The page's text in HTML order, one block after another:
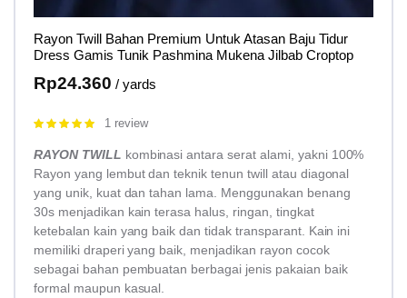
Rayon Twill Bahan Premium Untuk Atasan Baju Tidur
Dress Gamis Tunik Pashmina Mukena Jilbab Croptop
Rp24.360 / yards
Rated
1 review
RAYON TWILL kombinasi antara serat alami, yakni 100%
Rayon yang lembut dan teknik tenun twill atau diagonal
yang unik, kuat dan tahan lama. Menggunakan benang
30s menjadikan kain terasa halus, ringan, tingkat
ketebalan kain yang baik dan tidak transparant. Kain ini
memiliki draperi yang baik, menjadikan rayon cocok
sebagai bahan pembuatan berbagai jenis pakaian baik
formal maupun kasual.